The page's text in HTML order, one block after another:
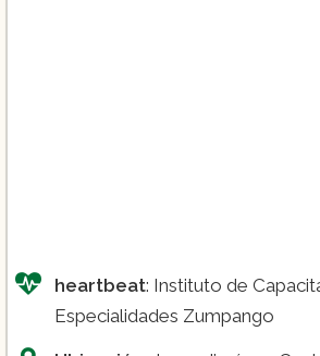
heartbeat: Instituto de
Especialidades Zumpango